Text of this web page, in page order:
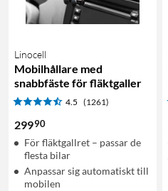
Linocell
Mobilhållare med
snabbfäste för fläktgaller
4.5 (1261)
29990
För fläktgallret – passar de
flesta bilar
Anpassar sig automatiskt till
mobilen